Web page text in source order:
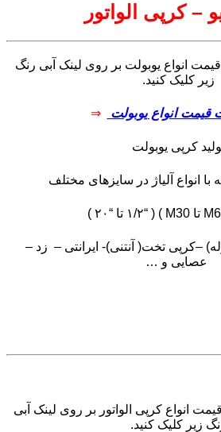
– کرپی الواتور
انواع یوبولت بر روی لینک آبی رنگ
زیر کلیک کنید.
قیمت انواع یوبولت ⇒
کرپی یوبولت
انواع آلیاژ در سایزهای مختلف
–کرپی تخت( آنتنی)- ایرانتی – زد –
عصایی و …
انواع کرپی الواتور بر روی لینک آبی
زیر کلیک کنید.